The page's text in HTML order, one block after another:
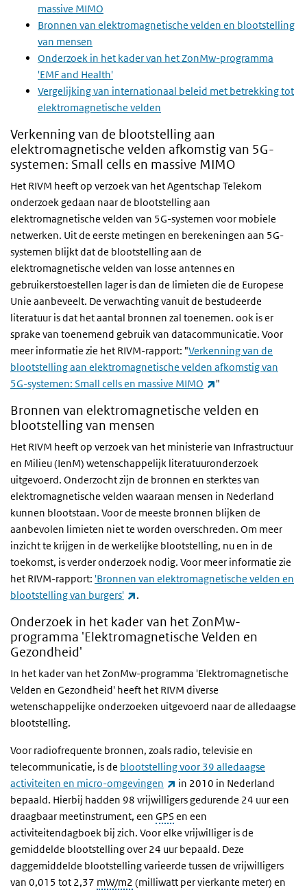
massive MIMO
Bronnen van elektromagnetische velden en blootstelling
van mensen
Onderzoek in het kader van het ZonMw-programma
'EMF and Health'
Vergelijking van internationaal beleid met betrekking tot
elektromagnetische velden
Verkenning van de blootstelling aan
elektromagnetische velden afkomstig van 5G-
systemen: Small cells en massive MIMO
Het RIVM heeft op verzoek van het Agentschap Telekom
onderzoek gedaan naar de blootstelling aan
elektromagnetische velden van 5G-systemen voor mobiele
netwerken. Uit de eerste metingen en berekeningen aan 5G-
systemen blijkt dat de blootstelling aan de
elektromagnetische velden van losse antennes en
gebruikerstoestellen lager is dan de limieten die de Europese
Unie aanbeveelt. De verwachting vanuit de bestudeerde
literatuur is dat het aantal bronnen zal toenemen. ook is er
sprake van toenemend gebruik van datacommunicatie. Voor
meer informatie zie het RIVM-rapport: "Verkenning van de
blootstelling aan elektromagnetische velden afkomstig van
5G-systemen: Small cells en massive MIMO
(externe link)
"
Bronnen van elektromagnetische velden en
blootstelling van mensen
Het RIVM heeft op verzoek van het ministerie van Infrastructuur
en Milieu (IenM) wetenschappelijk literatuuronderzoek
uitgevoerd. Onderzocht zijn de bronnen en sterktes van
elektromagnetische velden waaraan mensen in Nederland
kunnen blootstaan. Voor de meeste bronnen blijken de
aanbevolen limieten niet te worden overschreden. Om meer
inzicht te krijgen in de werkelijke blootstelling, nu en in de
toekomst, is verder onderzoek nodig. Voor meer informatie zie
het RIVM-rapport: 'Bronnen van elektromagnetische velden en
blootstelling van burgers'
(externe link)
.
Onderzoek in het kader van het ZonMw-
programma 'Elektromagnetische Velden en
Gezondheid'
In het kader van het ZonMw-programma 'Elektromagnetische
Velden en Gezondheid' heeft het RIVM diverse
wetenschappelijke onderzoeken uitgevoerd naar de alledaagse
blootstelling.
Voor radiofrequente bronnen, zoals radio, televisie en
telecommunicatie, is de blootstelling voor 39 alledaagse
activiteiten en micro-omgevingen
(externe link)
in 2010 in Nederland
bepaald. Hierbij hadden 98 vrijwilligers gedurende 24 uur een
draagbaar meetinstrument, een GPS en een
activiteitendagboek bij zich. Voor elke vrijwilliger is de
gemiddelde blootstelling over 24 uur bepaald. Deze
daggemiddelde blootstelling varieerde tussen de vrijwilligers
van 0,015 tot 2,37 mW/m2 (milliwatt per vierkante meter) en